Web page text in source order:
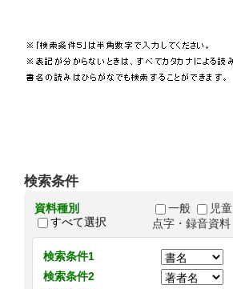
検索条件
資料種別
すべて選択
一般 児童
点字・録音資料
検索条件1
検索条件2